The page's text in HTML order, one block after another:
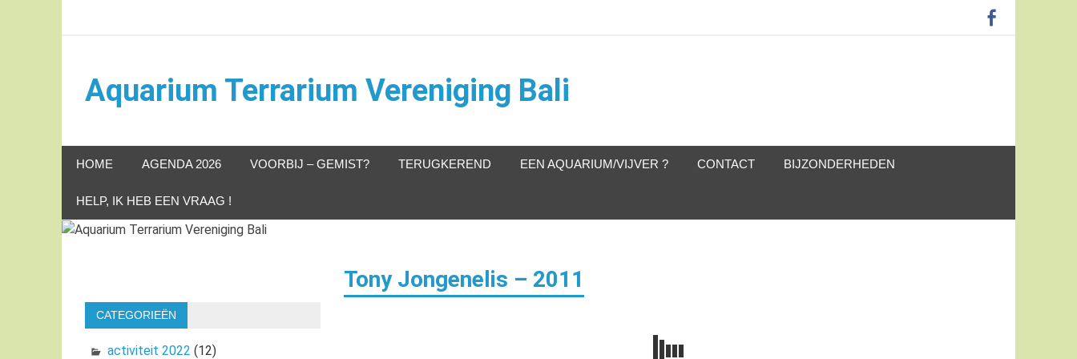
Aquarium Terrarium Vereniging Bali
HOME AGENDA 2026 VOORBIJ – GEMIST? TERUGKEREND EEN AQUARIUM/VIJVER ? CONTACT BIJZONDERHEDEN
HELP, IK HEB EEN VRAAG !
Tony Jongenelis – 2011
CATEGORIEËN
activiteit 2022 (12)